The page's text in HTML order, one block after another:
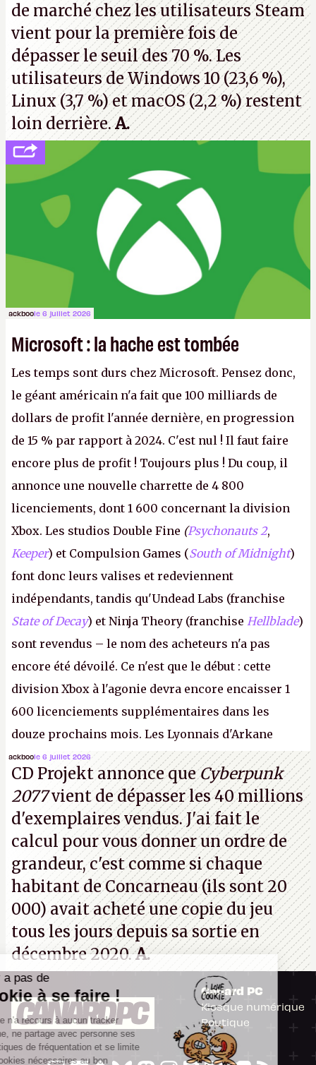
de marché chez les utilisateurs Steam
vient pour la première fois de
dépasser le seuil des 70 %. Les
utilisateurs de Windows 10 (23,6 %),
Linux (3,7 %) et macOS (2,2 %) restent
loin derrière.A.
ackboole 6 juillet 2026
Microsoft : la hache est tombée
Les temps sont durs chez Microsoft. Pensez donc,
le géant américain n'a fait que 100 milliards de
dollars de profit l'année dernière, en progression
de 15 % par rapport à 2024. C'est nul ! Il faut faire
encore plus de profit ! Toujours plus ! Du coup, il
annonce une nouvelle charrette de 4 800
licenciements, dont 1 600 concernant la division
Xbox. Les studios Double Fine (Psychonauts 2,
Keeper) et Compulsion Games (South of Midnight)
font donc leurs valises et redeviennent
indépendants, tandis qu'Undead Labs (franchise
State of Decay) et Ninja Theory (franchise Hellblade)
sont revendus – le nom des acheteurs n'a pas
encore été dévoilé. Ce n'est que le début : cette
division Xbox à l'agonie devra encore encaisser 1
600 licenciements supplémentaires dans les
douze prochains mois. Les Lyonnais d'Arkane
(Dishonored, Deathloop) pourraient faire partie des
prochaines victimes, puisque Microsoft a confirmé
vouloir se séparer du studio.A.
ackboole 6 juillet 2026
CD Projekt annonce queCyberpunk
2077vient de dépasser les 40 millions
d'exemplaires vendus. J'ai fait le
calcul pour vous donner un ordre de
grandeur, c'est comme si chaque
habitant de Concarneau (ils sont 20
000) avait acheté une copie du jeu
tous les jours depuis sa sortie en
décembre 2020.A.
Canard PC
Kiosque numérique
Boutique
Il n'y a pas de
Cookie à se faire !
Ce site n'a recours à aucun tracker
externe, ne partage avec personne ses
statistiques de fréquentation et se limite
aux cookies nécessaires au bon